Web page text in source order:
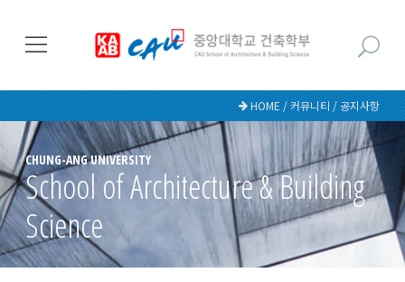
HOME / 커뮤니티 / 공지사항
CHUNG-ANG UNIVERSITY
School of Architecture & Building
Science